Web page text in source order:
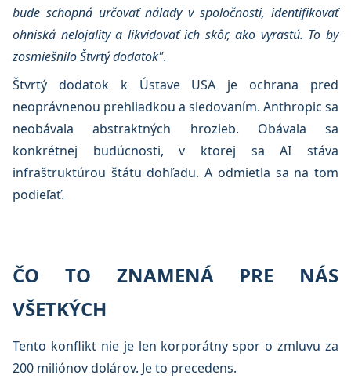
bude schopná určovať nálady v spoločnosti, identifikovať
ohniská nelojality a likvidovať ich skôr, ako vyrastú. To by
zosmiešnilo Štvrtý dodatok".
Štvrtý dodatok k Ústave USA je ochrana pred
neoprávnenou prehliadkou a sledovaním. Anthropic sa
neobávala abstraktných hrozieb. Obávala sa
konkrétnej budúcnosti, v ktorej sa AI stáva
infraštruktúrou štátu dohľadu. A odmietla sa na tom
podieľať.
ČO TO ZNAMENÁ PRE NÁS
VŠETKÝCH
Tento konflikt nie je len korporátny spor o zmluvu za
200 miliónov dolárov. Je to precedens.